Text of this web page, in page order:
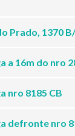
Prado, 1370
a 16m do nro
nro 8185 CB
defronte nro